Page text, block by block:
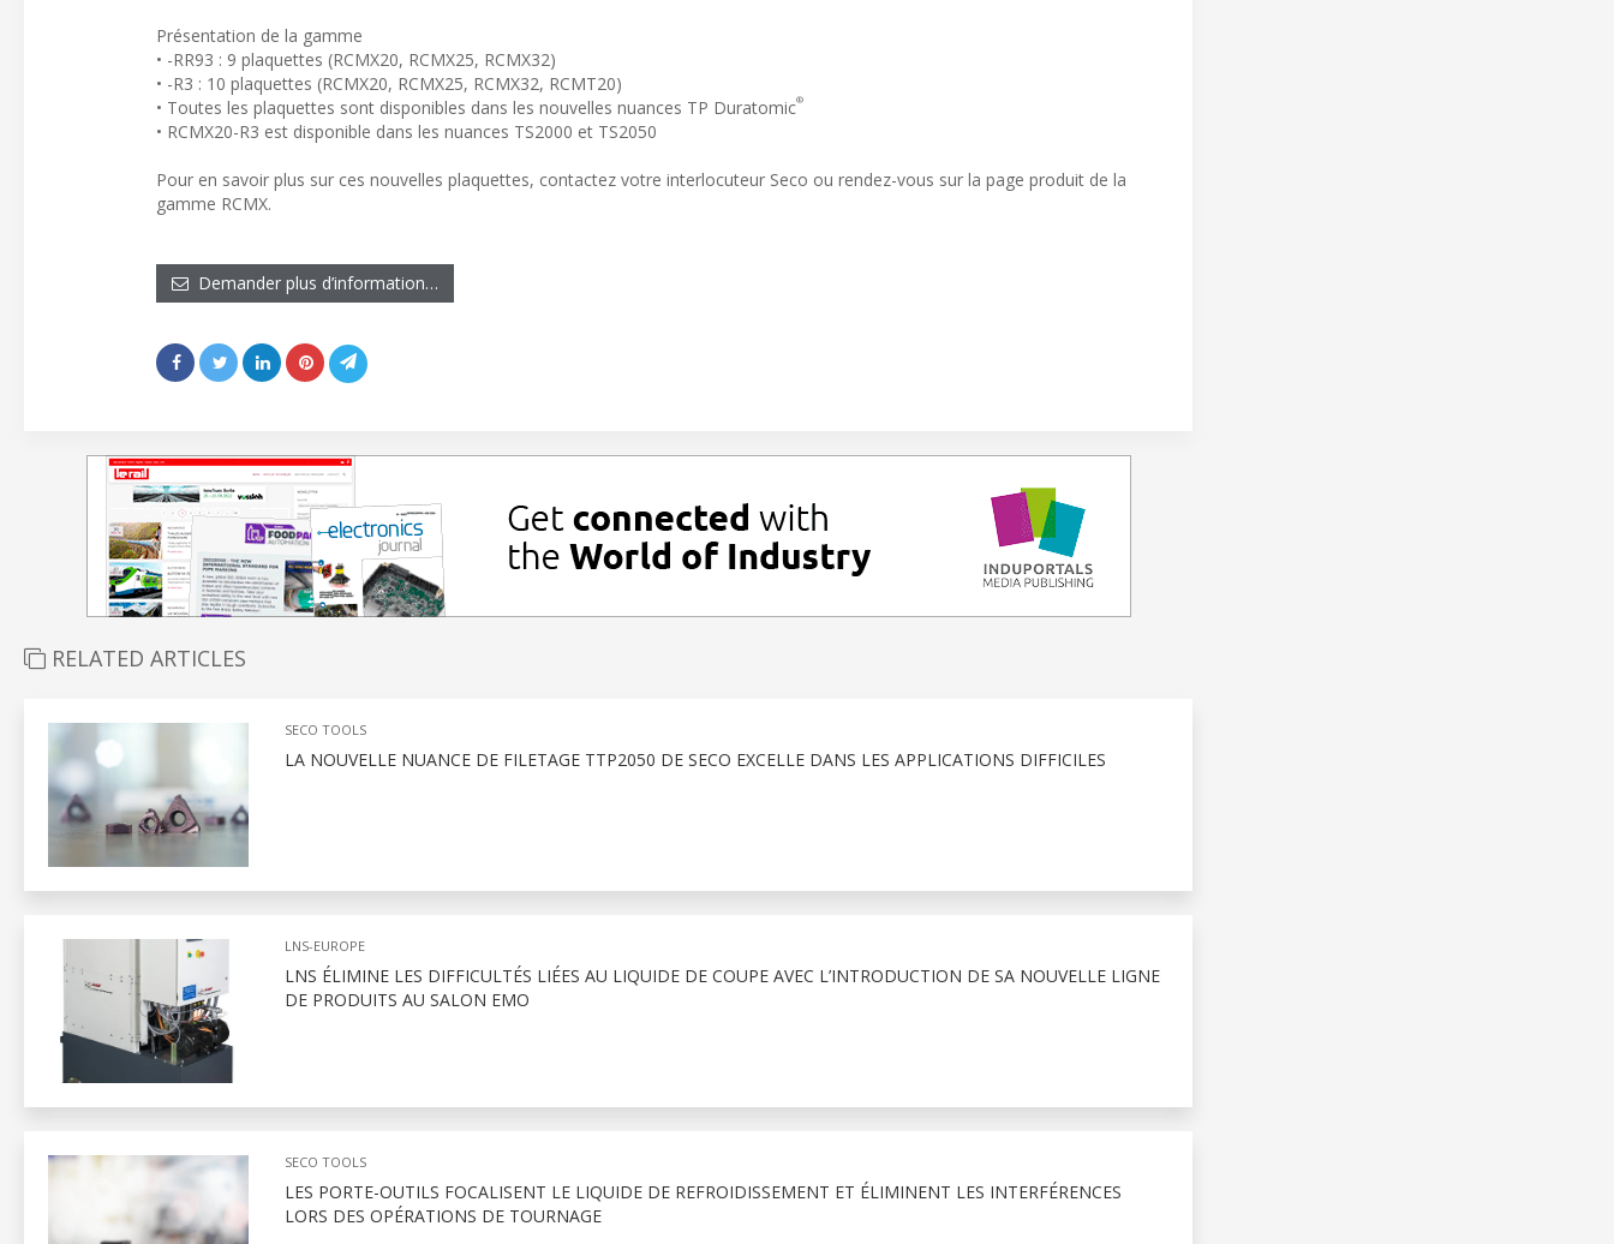
Présentation de la gamme
• -RR93 : 9 plaquettes (RCMX20, RCMX25, RCMX32)
• -R3 : 10 plaquettes (RCMX20, RCMX25, RCMX32, RCMT20)
• Toutes les plaquettes sont disponibles dans les nouvelles nuances TP Duratomic®
• RCMX20-R3 est disponible dans les nuances TS2000 et TS2050
Pour en savoir plus sur ces nouvelles plaquettes, contactez votre interlocuteur Seco ou rendez-vous sur la page produit de la
gamme RCMX.
Demander plus d’information…
RELATED ARTICLES
SECO TOOLS
LA NOUVELLE NUANCE DE FILETAGE TTP2050 DE SECO EXCELLE DANS LES APPLICATIONS DIFFICILES
LNS-EUROPE
LNS ÉLIMINE LES DIFFICULTÉS LIÉES AU LIQUIDE DE COUPE AVEC L’INTRODUCTION DE SA NOUVELLE LIGNE
DE PRODUITS AU SALON EMO
SECO TOOLS
LES PORTE-OUTILS FOCALISENT LE LIQUIDE DE REFROIDISSEMENT ET ÉLIMINENT LES INTERFÉRENCES
LORS DES OPÉRATIONS DE TOURNAGE